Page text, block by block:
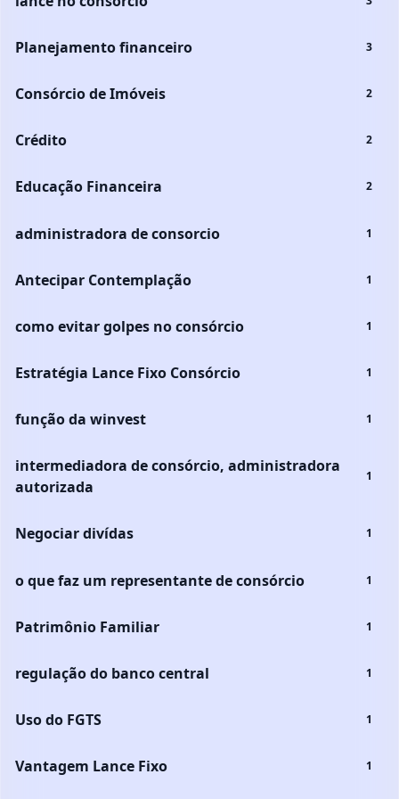
Planejamento financeiro 3
Consórcio de Imóveis 2
Crédito 2
Educação Financeira 2
administradora de consorcio 1
Antecipar Contemplação 1
como evitar golpes no consórcio 1
Estratégia Lance Fixo Consórcio 1
função da winvest 1
intermediadora de consórcio, administradora
autorizada
1
Negociar divídas 1
o que faz um representante de consórcio 1
Patrimônio Familiar 1
regulação do banco central 1
Uso do FGTS 1
Vantagem Lance Fixo 1